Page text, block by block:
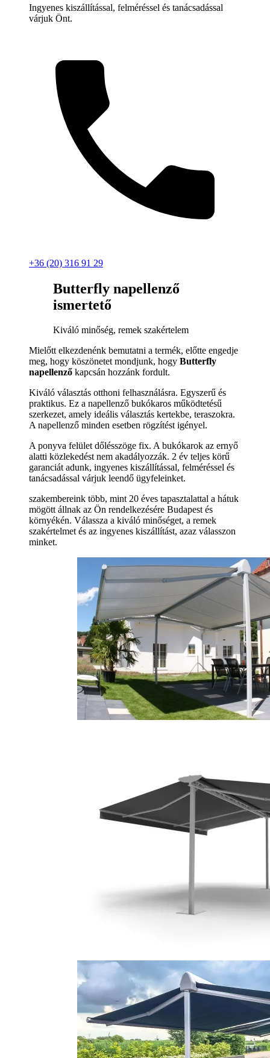
Ingyenes kiszállítással, felméréssel és tanácsadással
várjuk Önt.
+36 (20) 316 91 29
Butterfly napellenző
ismertető
Kiváló minőség, remek szakértelem
Mielőtt elkezdenénk bemutatni a termék, előtte engedje
meg, hogy köszönetet mondjunk, hogy Butterfly
napellenző kapcsán hozzánk fordult.
Kiváló választás otthoni felhasználásra. Egyszerű és
praktikus. Ez a napellenző bukókaros működtetésű
szerkezet, amely ideális választás kertekbe, teraszokra.
A napellenző minden esetben rögzítést igényel.
A ponyva felület dőlésszöge fix. A bukókarok az ernyő
alatti közlekedést nem akadályozzák. 2 év teljes körű
garanciát adunk, ingyenes kiszállítással, felméréssel és
tanácsadással várjuk leendő ügyfeleinket.
szakembereink több, mint 20 éves tapasztalattal a hátuk
mögött állnak az Ön rendelkezésére Budapest és
környékén. Válassza a kiváló minőséget, a remek
szakértelmet és az ingyenes kiszállítást, azaz válasszon
minket.